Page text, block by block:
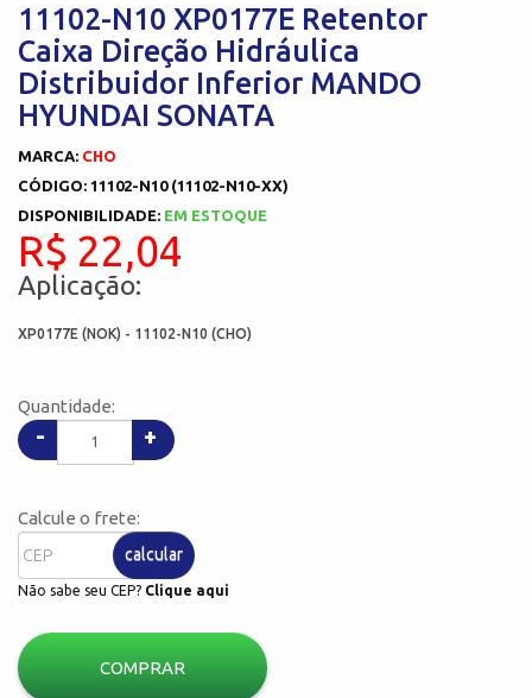
11102-N10 XP0177E Retentor
Caixa Direção Hidráulica
Distribuidor Inferior MANDO
HYUNDAI SONATA
MARCA: CHO
CÓDIGO: 11102-N10 (11102-N10-XX)
DISPONIBILIDADE: EM ESTOQUE
R$ 22,04
Aplicação:
XP0177E (NOK) - 11102-N10 (CHO)
Quantidade:
- +
Calcule o frete:
calcular
Não sabe seu CEP? Clique aqui
COMPRAR